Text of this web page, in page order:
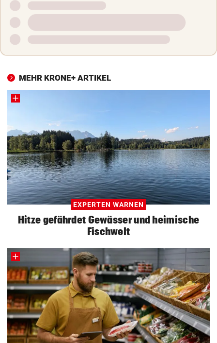
MEHR KRONE+ ARTIKEL
EXPERTEN WARNEN
Hitze gefährdet Gewässer und heimische
Fischwelt